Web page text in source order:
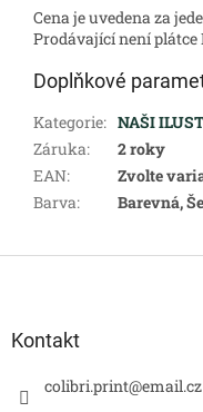
Cena je uvedena za
Prodávající není plátce
Doplňkové
Kategorie: NAŠI
Záruka:
2 roky
EAN:
Zvolte
Barva: Barevná,
Kontakt
colibri.print@email.cz